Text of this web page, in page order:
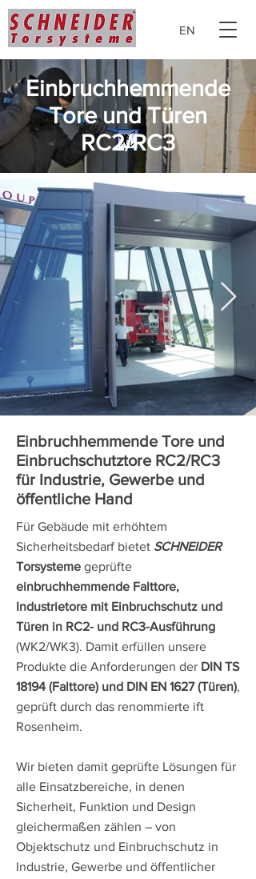
EN
Einbruchhemmende
Tore und Türen
RC2/RC3
Einbruchhemmende Tore und
Einbruchschutztore RC2/RC3
für Industrie, Gewerbe und
öffentliche Hand
Für Gebäude mit erhöhtem
Sicherheitsbedarf bietet SCHNEIDER
Torsysteme geprüfte
einbruchhemmende Falttore,
Industrietore mit Einbruchschutz und
Türen in RC2- und RC3-Ausführung
(WK2/WK3). Damit erfüllen unsere
Produkte die Anforderungen der DIN TS
18194 (Falttore) und DIN EN 1627 (Türen),
geprüft durch das renommierte ift
Rosenheim.
Wir bieten damit geprüfte Lösungen für
alle Einsatzbereiche, in denen
Sicherheit, Funktion und Design
gleichermaßen zählen – von
Objektschutz und Einbruchschutz in
Industrie, Gewerbe und öffentlicher